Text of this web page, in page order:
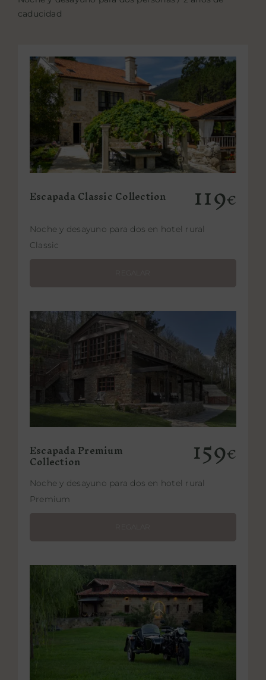
ÁREA HOTELES
Buscar:
caducidad
Añadir al carrito
Detalles
Escapada Classic Collection 119€
Noche y desayuno para dos en hotel rural
Classic
Añadir al carrito
Detalles
Escapada Premium
Collection 159€
Noche y desayuno para dos en hotel rural
Premium
Añadir al carrito
Detalles